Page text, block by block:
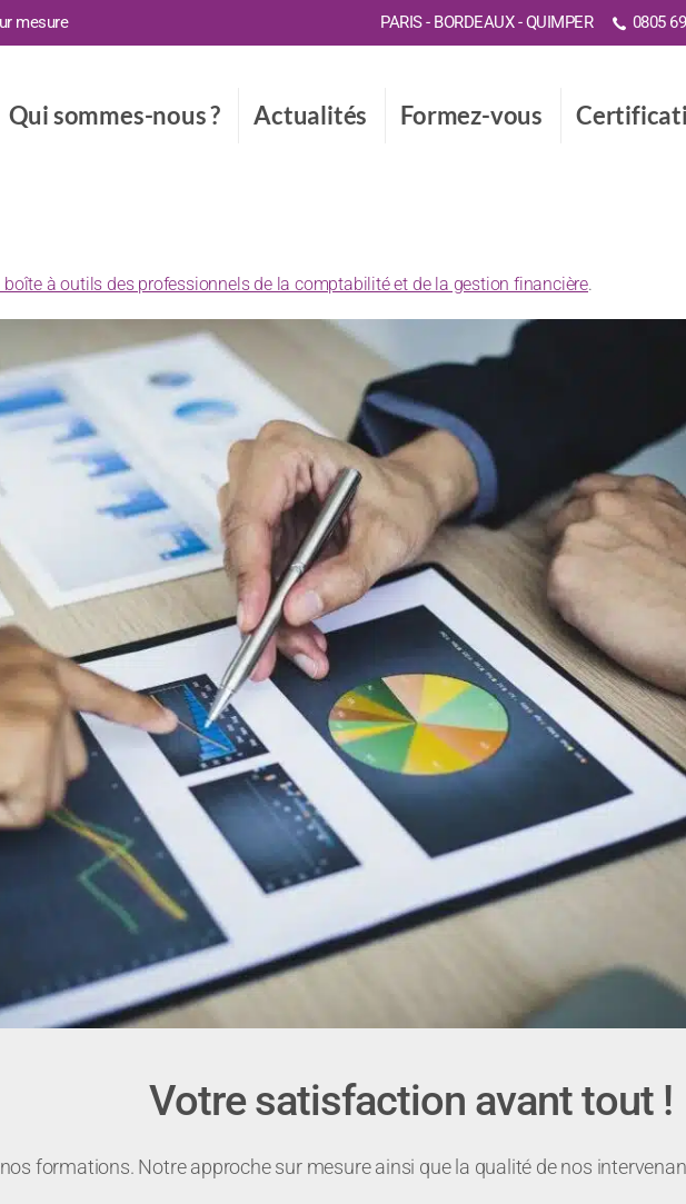
mesure PARIS - BORDEAUX - QUIMPER 0805
Qui sommes-nous ? Actualités Formez-vous
boîte à outils des professionnels de la comptabilité et de la gestion financière.
Votre satisfaction avant tout !
formations. Notre approche sur mesure ainsi que la qualité de nos